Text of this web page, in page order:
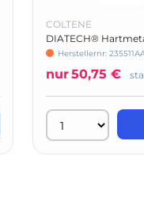
COLTENE
DIATECH®
Herstellernr:
nur50,75 €